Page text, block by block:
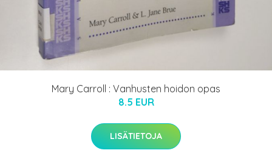
Mary Carroll : Vanhusten hoidon opas
8.5 EUR
LISÄTIETOJA